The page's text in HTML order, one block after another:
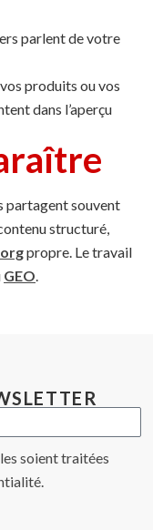
parlent de votre
produits ou vos
dans l’aperçu
partagent souvent
structuré,
propre. Le travail
GEO.
soient traitées